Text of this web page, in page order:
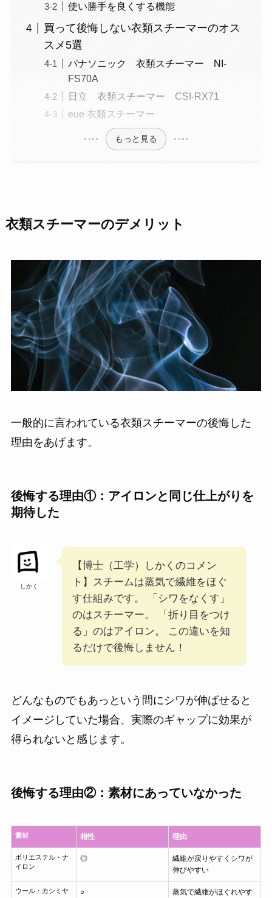
使い勝手を良くする機能
買って後悔しない衣類スチーマーのオス
スメ5選
パナソニック 衣類スチーマー NI-
FS70A
日立 衣類スチーマー CSI-RX71
eue 衣類スチーマー
もっと見る
衣類スチーマーのデメリット
一般的に言われている衣類スチーマーの後悔した
理由をあげます。
後悔する理由①：アイロンと同じ仕上がりを
期待した
しかく
【博士（工学）しかくのコメン
ト】スチームは蒸気で繊維をほぐ
す仕組みです。 「シワをなくす」
のはスチーマー。 「折り目をつけ
る」のはアイロン。 この違いを知
るだけで後悔しません！
どんなものでもあっという間にシワが伸ばせると
イメージしていた場合、実際のギャップに効果が
得られないと感じます。
後悔する理由②：素材にあっていなかった
素材 相性 理由
ポリエステル・ナ
イロン
◎
繊維が戻りやすくシワが
伸びやすい
ウール・カシミヤ ○
蒸気で繊維がほぐれやす